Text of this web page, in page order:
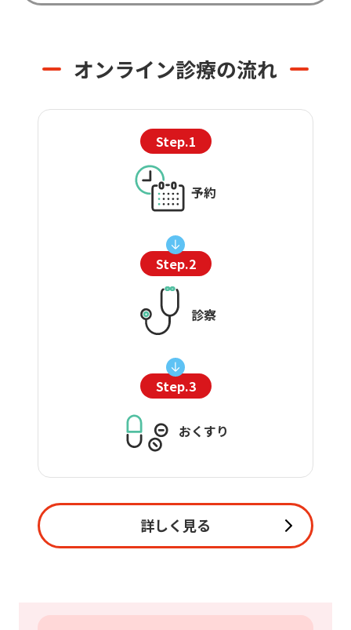
オンライン診療の流れ
Step.1
予約
Step.2
診察
Step.3
おくすり
詳しく見る